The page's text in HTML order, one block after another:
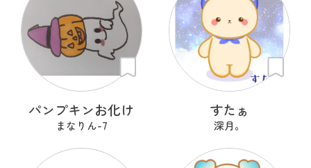
パンプキンお化け
まなりん-7
すたぁ
深月。